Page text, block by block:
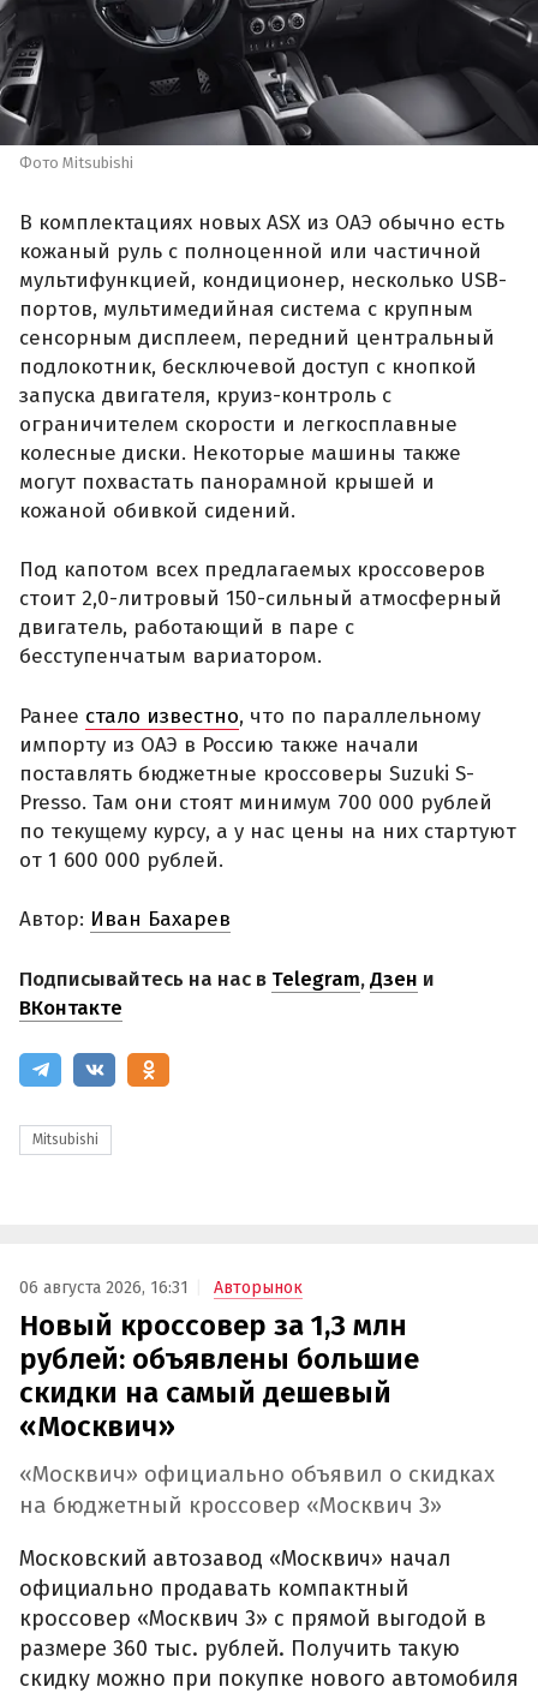
Фото Mitsubishi
В комплектациях новых ASX из ОАЭ обычно есть
кожаный руль с полноценной или частичной
мультифункцией, кондиционер, несколько USB-
портов, мультимедийная система с крупным
сенсорным дисплеем, передний центральный
подлокотник, бесключевой доступ с кнопкой
запуска двигателя, круиз-контроль с
ограничителем скорости и легкосплавные
колесные диски. Некоторые машины также
могут похвастать панорамной крышей и
кожаной обивкой сидений.
Под капотом всех предлагаемых кроссоверов
стоит 2,0-литровый 150-сильный атмосферный
двигатель, работающий в паре с
бесступенчатым вариатором.
Ранее стало известно, что по параллельному
импорту из ОАЭ в Россию также начали
поставлять бюджетные кроссоверы Suzuki S-
Presso. Там они стоят минимум 700 000 рублей
по текущему курсу, а у нас цены на них стартуют
от 1 600 000 рублей.
Автор: Иван Бахарев
Подписывайтесь на нас в Telegram,Дзен и
ВКонтакте
Mitsubishi
06 августа 2026, 16:31 Авторынок
Новый кроссовер за 1,3 млн
рублей: объявлены большие
скидки на самый дешевый
«Москвич»
«Москвич» официально объявил о скидках
на бюджетный кроссовер «Москвич 3»
Московский автозавод «Москвич» начал
официально продавать компактный
кроссовер «Москвич 3» с прямой выгодой в
размере 360 тыс. рублей. Получить такую
скидку можно при покупке нового автомобиля